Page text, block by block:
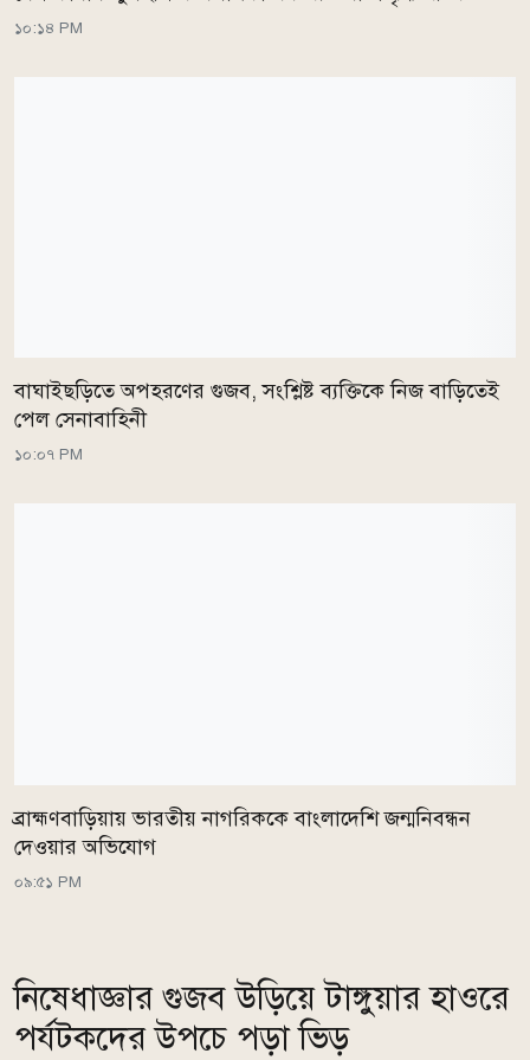
১০:১৪ PM
বাঘাইছড়িতে অপহরণের গুজব, সংশ্লিষ্ট ব্যক্তিকে নিজ বাড়িতেই
পেল সেনাবাহিনী
১০:০৭ PM
ব্রাহ্মণবাড়িয়ায় ভারতীয় নাগরিককে বাংলাদেশি জন্মনিবন্ধন
দেওয়ার অভিযোগ
০৯:৫১ PM
নিষেধাজ্ঞার গুজব উড়িয়ে টাঙ্গুয়ার হাওরে
পর্যটকদের উপচে পড়া ভিড়